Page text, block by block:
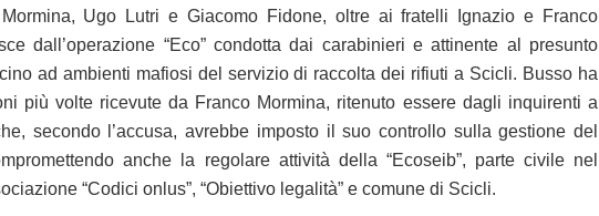
Ugo Lutri e Giacomo Fidone, oltre ai fratelli Ignazio e Franco
dall’operazione “Eco” condotta dai carabinieri e attinente al presunto
ad ambienti mafiosi del servizio di raccolta dei rifiuti a Scicli. Busso ha
più volte ricevute da Franco Mormina, ritenuto essere dagli inquirenti a
secondo l’accusa, avrebbe imposto il suo controllo sulla gestione del
anche la regolare attività della “Ecoseib”, parte civile nel
“Codici onlus”, “Obiettivo legalità” e comune di Scicli.